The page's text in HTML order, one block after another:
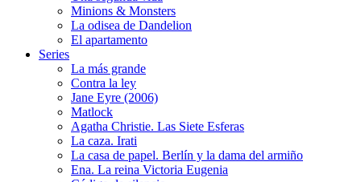
Minions & Monsters
La odisea de Dandelion
El apartamento
Series
La más grande
Contra la ley
Jane Eyre (2006)
Matlock
Agatha Christie. Las Siete Esferas
La caza. Irati
La casa de papel. Berlín y la dama del armiño
Ena. La reina Victoria Eugenia